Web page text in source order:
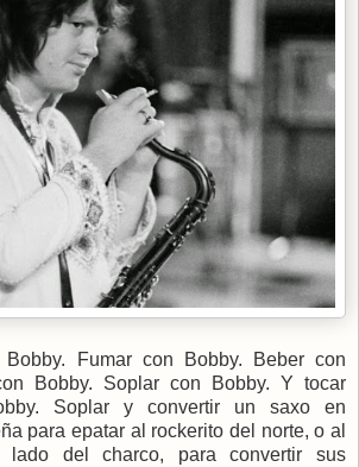
Fumar con Bobby. Beber con
Bobby. Soplar con Bobby. Y tocar
Soplar y convertir un saxo en
para epatar al rockerito del norte, o al
lado del charco, para convertir sus